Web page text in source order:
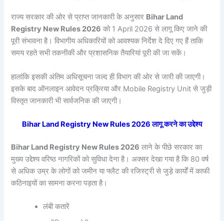
राज्य सरकार की ओर से प्राप्त जानकारी के अनुसार Bihar Land
Registry New Rules 2026 को 1 April 2026 से लागू किए जाने की
पूरी संभावना है। विभागीय अधिकारियों को आवश्यक निर्देश दे दिए गए हैं ताकि
समय रहते सभी तकनीकी और प्रशासनिक तैयारियां पूरी की जा सकें।
हालांकि इसकी अंतिम अधिसूचना जल्द ही विभाग की ओर से जारी की जाएगी।
इसके बाद ऑनलाइन आवेदन प्रक्रिया और Mobile Registry Unit से जुड़ी
विस्तृत जानकारी भी सार्वजनिक की जाएगी।
Bihar Land Registry New Rules 2026 लागू करने का उद्देश्य
Bihar Land Registry New Rules 2026 लाने के पीछे सरकार का
मुख्य उद्देश्य वरिष्ठ नागरिकों को सुविधा देना है। अक्सर देखा गया है कि 80 वर्ष
से अधिक उम्र के लोगों को जमीन या फ्लैट की रजिस्ट्री से जुड़े कार्यों में काफी
कठिनाइयों का सामना करना पड़ता है।
लंबी कतारें